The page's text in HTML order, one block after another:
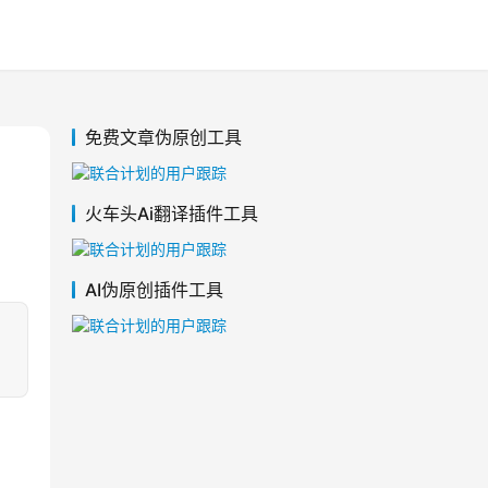
免费文章伪原创工具
火车头Ai翻译插件工具
AI伪原创插件工具